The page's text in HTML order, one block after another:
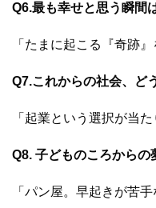
Q6.最も幸せと思う瞬間
「たまに起こる『奇跡
Q7.これからの社会、ど
「起業という選択が当
Q8. 子どものころからの
「パン屋。早起きが苦